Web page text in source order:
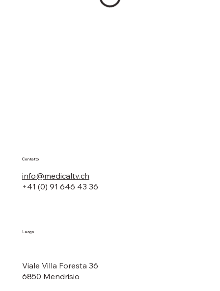
Contatto
info@medicaltv.ch
+41 (0) 91 646 43 36
Luogo
Viale Villa Foresta 36
6850 Mendrisio